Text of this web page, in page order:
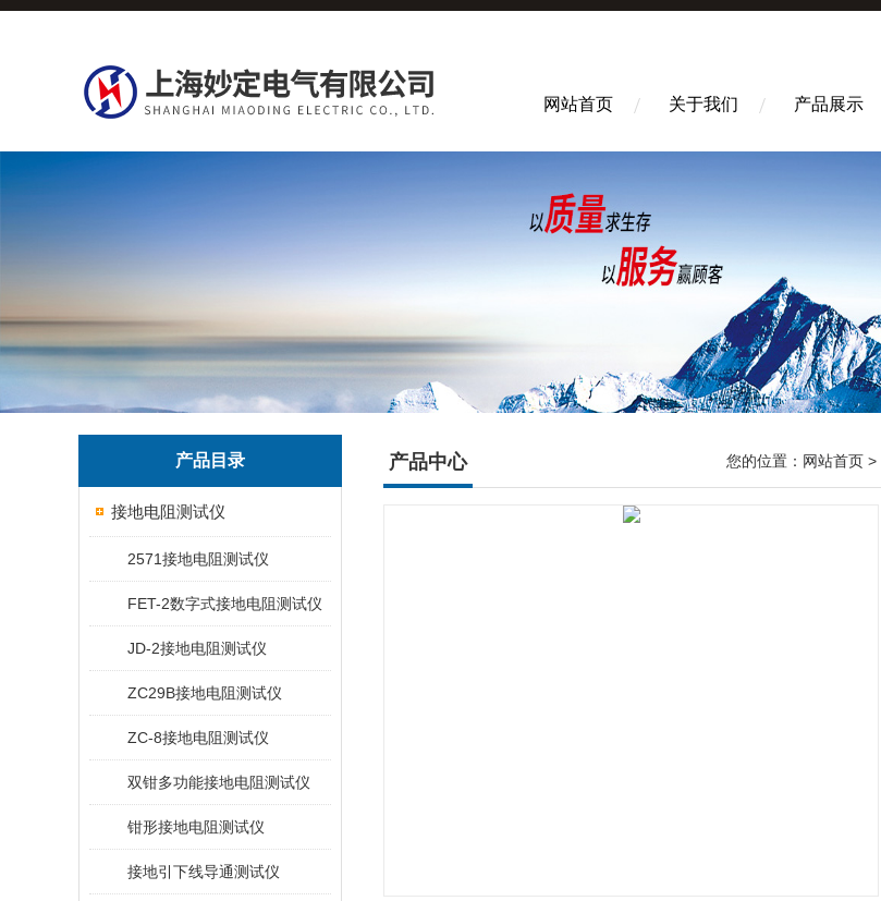
网站首页 关于我们 产品展示
产品目录
接地电阻测试仪
2571接地电阻测试仪
FET-2数字式接地电阻测试仪
JD-2接地电阻测试仪
ZC29B接地电阻测试仪
ZC-8接地电阻测试仪
双钳多功能接地电阻测试仪
钳形接地电阻测试仪
接地引下线导通测试仪
产品中心 您的位置： 网站首页 >